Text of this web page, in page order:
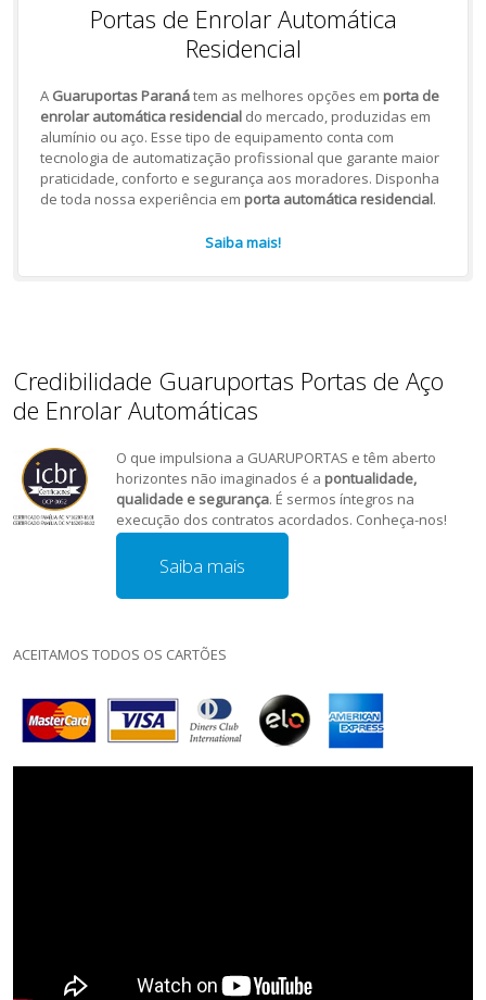
Portas de Enrolar Automática
Residencial
A Guaruportas Paranátem as melhores opções em porta de
enrolar automática residencialdo mercado, produzidas em
alumínio ou aço. Esse tipo de equipamento conta com
tecnologia de automatização profissional que garante maior
praticidade, conforto e segurança aos moradores. Disponha
de toda nossa experiência em porta automática residencial.
Saiba mais!
Credibilidade Guaruportas Portas de Aço
de Enrolar Automáticas
O que impulsiona a GUARUPORTAS e têm aberto
horizontes não imaginados é a pontualidade,
qualidade e segurança. É sermos íntegros na
execução dos contratos acordados. Conheça-nos!
Saiba mais
ACEITAMOS TODOS OS CARTÕES